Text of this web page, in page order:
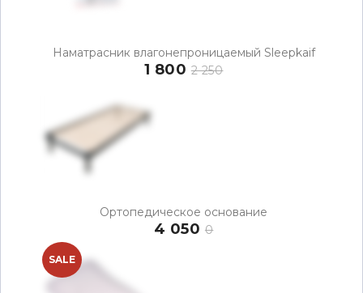
Наматрасник влагонепроницаемый Sleepkaif
1 800 2 250
Ортопедическое основание
4 050 0
SALE